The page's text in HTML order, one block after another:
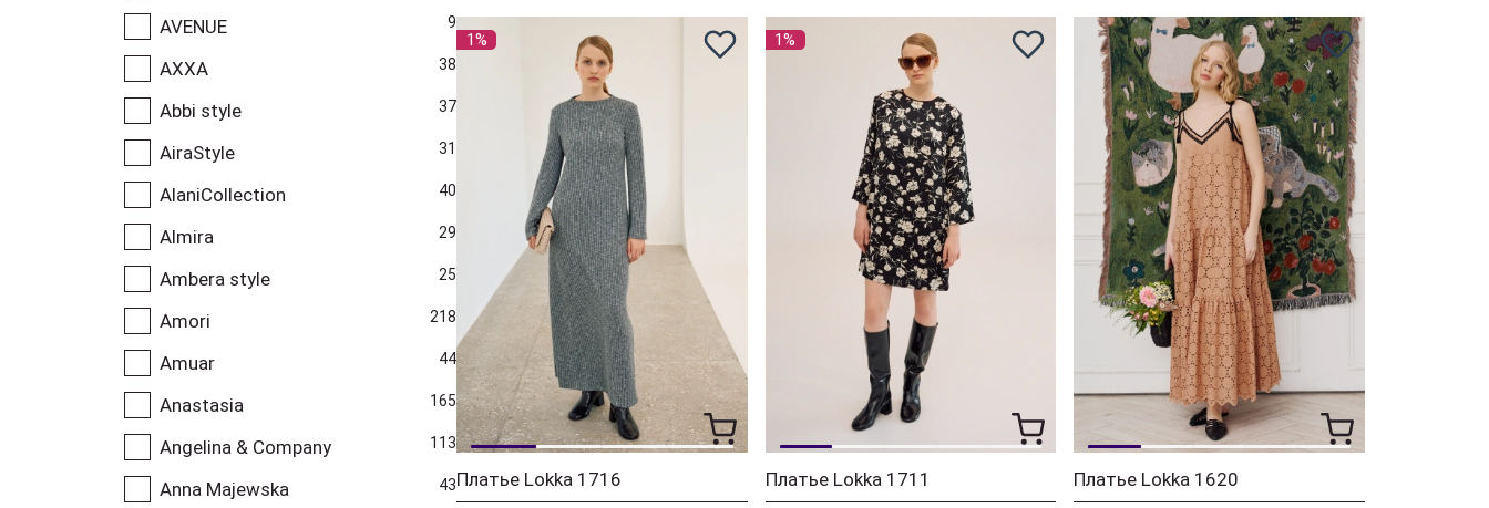
AVENUE 9
AXXA 38
Abbi style 37
AiraStyle 31
AlaniCollection 40
Almira 29
Ambera style 25
Amori 218
Amuar 44
Anastasia 165
Angelina & Company 113
Anna Majewska 43
1%
Платье Lokka 1716
1%
Платье Lokka 1711 Платье Lokka 1620